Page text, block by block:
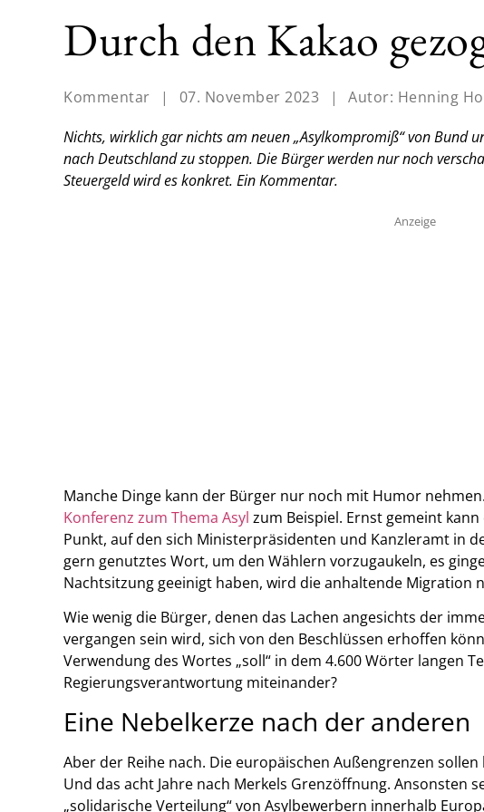
Durch den Kakao
Kommentar | 07. November 2023 | Autor: Henning
Nichts, wirklich gar nichts am neuen „Asylkompromiß“ von Bund
nach Deutschland zu stoppen. Die Bürger werden nur noch
Steuergeld wird es konkret. Ein Kommentar.
Anzeige
Manche Dinge kann der Bürger nur noch mit Humor nehmen.
Konferenz zum Thema Asyl zum Beispiel. Ernst gemeint
Punkt, auf den sich Ministerpräsidenten und Kanzleramt in
gern genutztes Wort, um den Wählern vorzugaukeln, es
Nachtsitzung geeinigt haben, wird die anhaltende Migration
Wie wenig die Bürger, denen das Lachen angesichts der
vergangen sein wird, sich von den Beschlüssen erhoffen
Verwendung des Wortes „soll“ in dem 4.600 Wörter langen
Regierungsverantwortung miteinander?
Eine Nebelkerze nach der anderen
Aber der Reihe nach. Die europäischen Außengrenzen
Und das acht Jahre nach Merkels Grenzöffnung. Ansonsten
„solidarische Verteilung“ von Asylbewerbern innerhalb